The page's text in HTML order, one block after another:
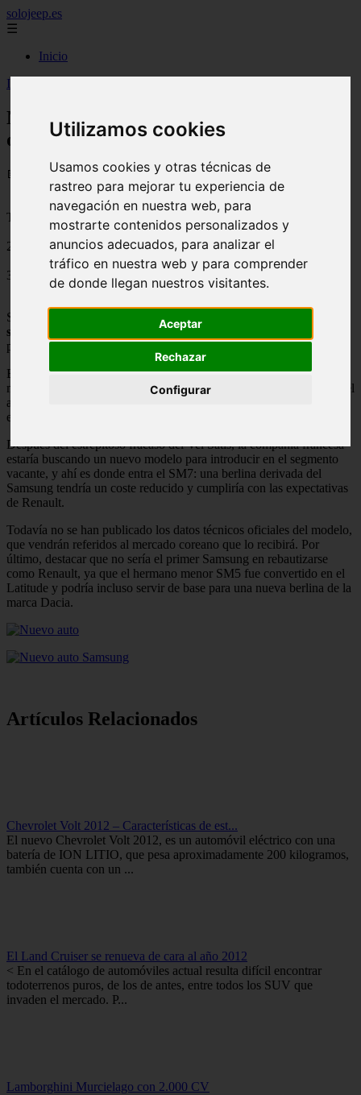
Utilizamos cookies
Usamos cookies y otras técnicas de
rastreo para mejorar tu experiencia de
navegación en nuestra web, para
mostrarte contenidos personalizados y
anuncios adecuados, para analizar el
tráfico en nuestra web y para comprender
de donde llegan nuestros visitantes.
Aceptar
Rechazar
Configurar
solojeep.es
☰
Inicio
Inicio
Nueva berlina Samsung SM7 – Imágenes
oficiales
📅 01/09/2025
Tutoriales para el Auto
2011-06-13
3779
Samsung ha lanzado las primeras
imágenes oficiales de la parte
superior sedán SM7
, de la gama casi idéntica a la SM7 Concept
presentado en el reciente Salón de Seúl.
Este automóvil se beneficia de la alianza Renault-Nissan, utilizando
mecánica y componentes de origen japonés. Además, como fruto del
acuerdo, la berlina podría llegar a los concesionarios europeos bajo
el nombre de Renault Safrane.
Después del estrepitoso fracaso del Vel Satis, la compañía francesa
estaría buscando un nuevo modelo para introducir en el segmento
vacante, y ahí es donde entra el SM7: una berlina derivada del
Samsung tendría un coste reducido y cumpliría con las expectativas
de Renault.
Todavía no se han publicado los datos técnicos oficiales del modelo,
que vendrán referidos al mercado coreano que lo recibirá. Por
último, destacar que no sería el primer Samsung en rebautizarse
como Renault, ya que el hermano menor SM5 fue convertido en el
Latitude y podría incluso servir de base para una nueva berlina de la
marca Dacia.
Artículos Relacionados
Chevrolet Volt 2012 – Características de est...
El nuevo Chevrolet Volt 2012, es un automóvil eléctrico con una
batería de ION LITIO, que pesa aproximadamente 200 kilogramos,
también cuenta con un ...
El Land Cruiser se renueva de cara al año 2012
< En el catálogo de automóviles actual resulta difícil encontrar
todoterrenos puros, de los de antes, entre todos los SUV que
invaden el mercado. P...
Lamborghini Murcielago con 2.000 CV